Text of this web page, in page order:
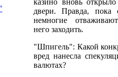
казино вновь
двери. Правда, пока
немногие
него заходить.
"Шпигель": Какой
вред нанесла
валютах?